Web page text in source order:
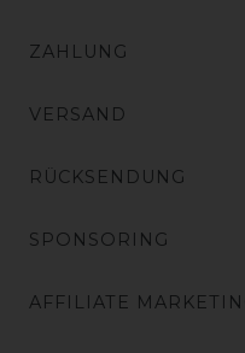
ZAHLUNG
VERSAND
RÜCKSENDUNG
SPONSORING
AFFILIATE